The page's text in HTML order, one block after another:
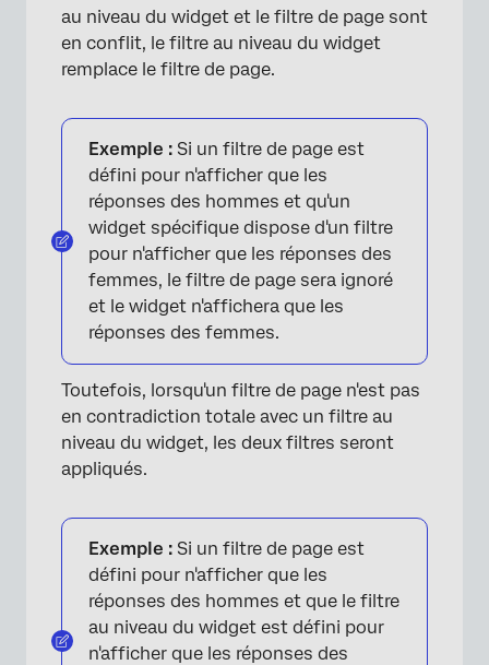
au niveau du widget et le filtre de page sont
en conflit, le filtre au niveau du widget
remplace le filtre de page.
Exemple : Si un filtre de page est
défini pour n'afficher que les
réponses des hommes et qu'un
widget spécifique dispose d'un filtre
pour n'afficher que les réponses des
femmes, le filtre de page sera ignoré
et le widget n'affichera que les
réponses des femmes.
Toutefois, lorsqu'un filtre de page n'est pas
en contradiction totale avec un filtre au
niveau du widget, les deux filtres seront
appliqués.
Exemple : Si un filtre de page est
défini pour n'afficher que les
réponses des hommes et que le filtre
au niveau du widget est défini pour
n'afficher que les réponses des